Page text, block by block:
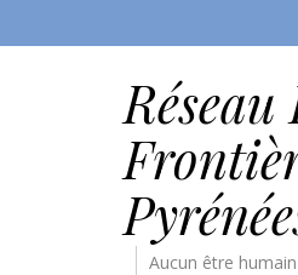
Aucun être